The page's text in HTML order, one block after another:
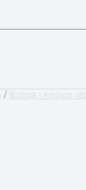
Boshqa - Andijon